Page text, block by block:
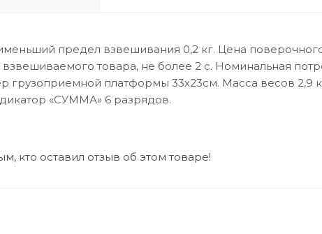
предел взвешивания 0,2 кг. Цена
товара, не более 2 с. Номинальная
грузоприемной платформы 33х23см. Масса весов
«СУММА» 6 разрядов.
кто оставил отзыв об этом товаре!